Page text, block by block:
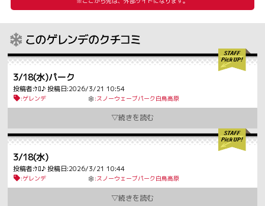
3/18(水)パーク
投稿者:ｹﾛ♪ 投稿日:2026/3/21 10:54
:ゲレンデ :スノーウェーブパーク白鳥高原
3/18(水)
投稿者:ｹﾛ♪ 投稿日:2026/3/21 10:44
:ゲレンデ :スノーウェーブパーク白鳥高原